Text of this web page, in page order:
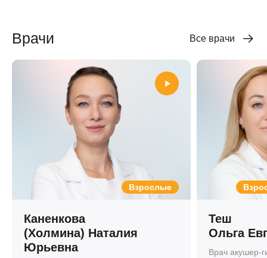
Врачи Все врачи
Взрослые
Каненкова
(Холмина) Наталия
Юрьевна
Теш
Ольга
Врач акушер-